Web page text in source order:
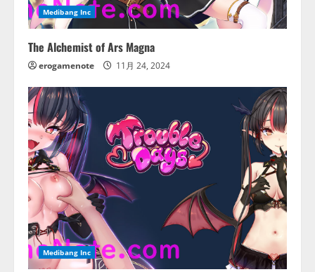
Medibang Inc
The Alchemist of Ars Magna
erogamenote 11月 24, 2024
Medibang Inc